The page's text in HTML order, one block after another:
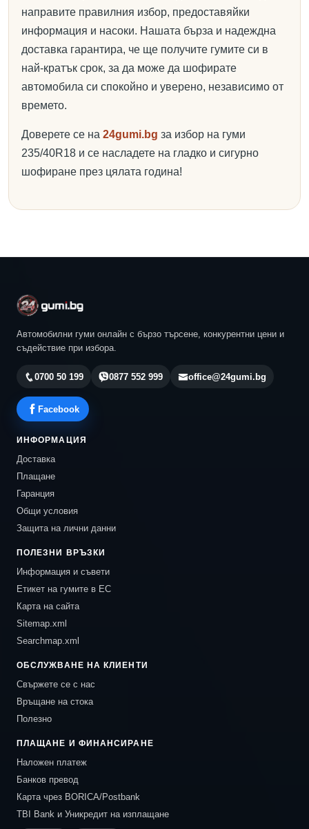
направите правилния избор, предоставяйки
информация и насоки. Нашата бърза и надеждна
доставка гарантира, че ще получите гумите си в
най-кратък срок, за да може да шофирате
автомобила си спокойно и уверено, независимо от
времето.
Доверете се на 24gumi.bg за избор на гуми
235/40R18 и се насладете на гладко и сигурно
шофиране през цялата година!
Автомобилни гуми онлайн с бързо търсене, конкурентни цени и
съдействие при избора.
0700 50 199 0877 552 999 office@24gumi.bg
Facebook
ИНФОРМАЦИЯ
Доставка
Плащане
Гаранция
Общи условия
Защита на лични данни
ПОЛЕЗНИ ВРЪЗКИ
Информация и съвети
Етикет на гумите в ЕС
Карта на сайта
Sitemap.xml
Searchmap.xml
ОБСЛУЖВАНЕ НА КЛИЕНТИ
Свържете се с нас
Връщане на стока
Полезно
ПЛАЩАНЕ И ФИНАНСИРАНЕ
Наложен платеж
Банков превод
Карта чрез BORICA/Postbank
TBI Bank и Уникредит на изплащане